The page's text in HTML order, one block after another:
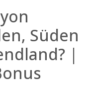
Süden
|